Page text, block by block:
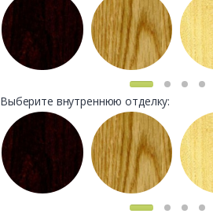
Выберите внутреннюю отделку: